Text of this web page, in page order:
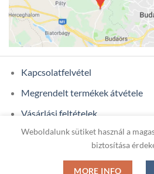
Kapcsolatfelvétel
Megrendelt termékek átvétele
Vásárlási feltételek
Ügyfél adatok
Weboldalunk sütiket használ a
biztosítása
MORE INFO